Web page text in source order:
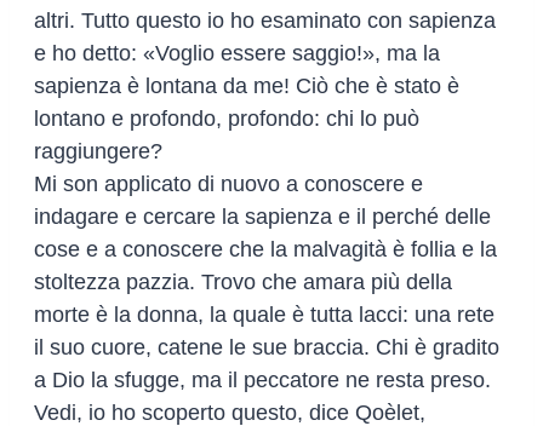
altri. Tutto questo io ho esaminato con sapienza
e ho detto: «Voglio essere saggio!», ma la
sapienza è lontana da me! Ciò che è stato è
lontano e profondo, profondo: chi lo può
raggiungere?
Mi son applicato di nuovo a conoscere e
indagare e cercare la sapienza e il perché delle
cose e a conoscere che la malvagità è follia e la
stoltezza pazzia. Trovo che amara più della
morte è la donna, la quale è tutta lacci: una rete
il suo cuore, catene le sue braccia. Chi è gradito
a Dio la sfugge, ma il peccatore ne resta preso.
Vedi, io ho scoperto questo, dice Qoèlet,